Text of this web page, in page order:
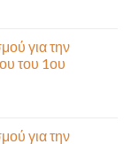
για την
του 1ου
για την